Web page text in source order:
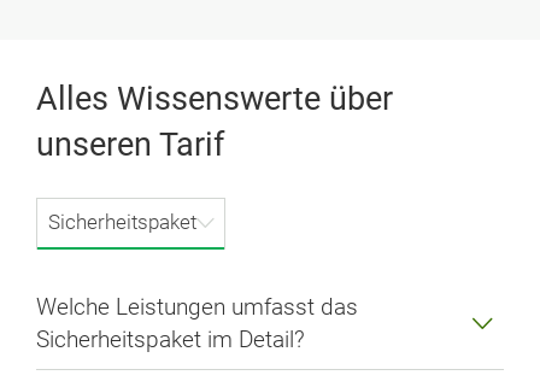
Alles Wissenswerte über
unseren Tarif
Sicherheitspaket
Welche Leistungen umfasst das
Sicherheitspaket im Detail?